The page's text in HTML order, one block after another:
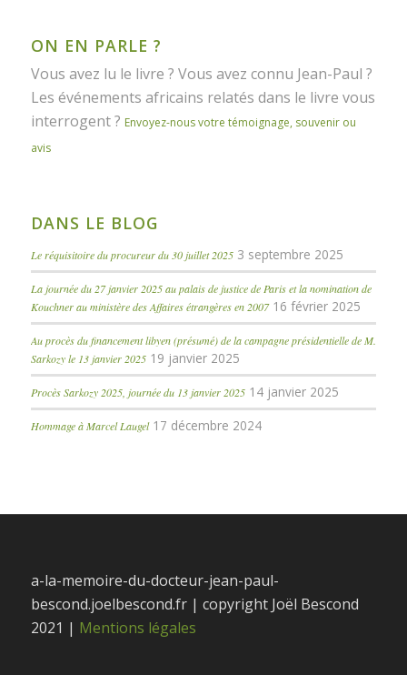
ON EN PARLE ?
Vous avez lu le livre ? Vous avez connu Jean-Paul ?
Les événements africains relatés dans le livre vous
interrogent ? Envoyez-nous votre témoignage, souvenir ou
avis
DANS LE BLOG
Le réquisitoire du procureur du 30 juillet 2025 3 septembre 2025
La journée du 27 janvier 2025 au palais de justice de Paris et la nomination de
Kouchner au ministère des Affaires étrangères en 2007 16 février 2025
Au procès du financement libyen (présumé) de la campagne présidentielle de M.
Sarkozy le 13 janvier 2025 19 janvier 2025
Procès Sarkozy 2025, journée du 13 janvier 2025 14 janvier 2025
Hommage à Marcel Laugel 17 décembre 2024
a-la-memoire-du-docteur-jean-paul-
bescond.joelbescond.fr | copyright Joël Bescond
2021 | Mentions légales